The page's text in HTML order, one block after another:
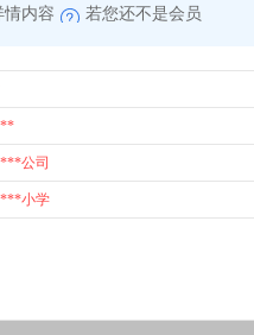
情内容 若您还不是会员
公司
小学